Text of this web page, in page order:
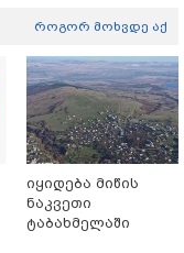
როგორ მოხვდე აქ
იყიდება მიწის
ნაკვეთი
ტაბახმელაში